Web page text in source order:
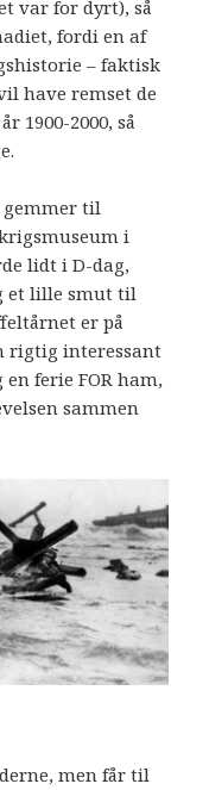
var for dyrt), så
fordi en af
– faktisk
have remset de
1900-2000, så
gemmer til
i
lidt i D-dag,
et lille smut til
er på
rigtig interessant
ferie FOR ham,
sammen
men får til